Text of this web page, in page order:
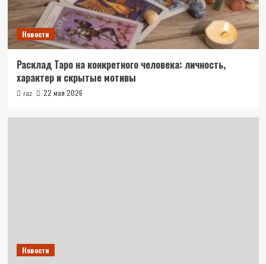
Новости
Расклад Таро на конкретного человека: личность,
характер и скрытые мотивы
raz 22 мая 2026
Новости